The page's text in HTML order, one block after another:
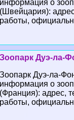
информация о
(Швейцария):
работы,
Зоопарк Дуэ-ла-
Зоопарк Дуэ-ла-
информация о
(Франция): адрес,
работы,